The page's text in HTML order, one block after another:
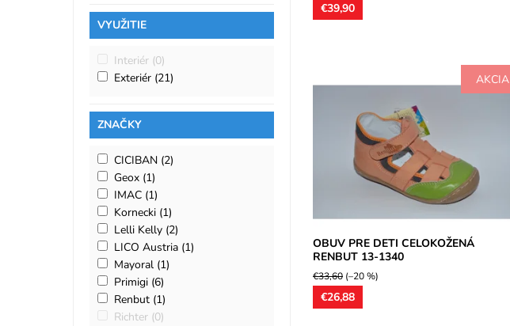
€39,90
AKCIA
Celokožené polootvorené
topánočky,stielky ortopedicky tvarované,
antibakteriálna úprava,chrom free. Model
vhodný pre...
Dostupnosť:
Skladom
Renbut
2 roky
OBUV PRE DETI CELOKOŽENÁ
RENBUT 13-1340
€33,60 (–20 %)
€26,88
VYUŽITIE
Interiér (0)
Exteriér (21)
ZNAČKY
CICIBAN (2)
Geox (1)
IMAC (1)
Kornecki (1)
Lelli Kelly (2)
LICO Austria (1)
Mayoral (1)
Primigi (6)
Renbut (1)
Richter (0)